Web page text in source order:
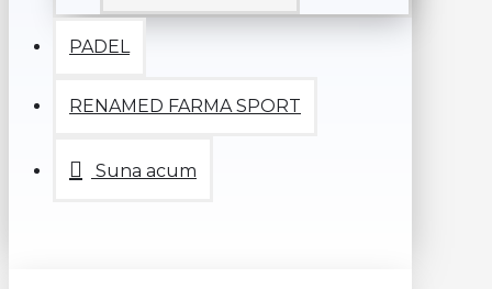
PADEL
RENAMED FARMA SPORT
Suna acum